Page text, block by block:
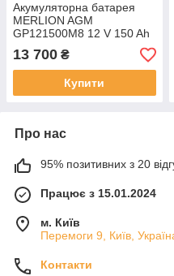
Акумуляторна батарея
MERLION AGM
GP121500M8 12 V 150 Ah
(483 х 170 х 241) White
Q1/24
13 700 ₴
Купити
Про нас
95% позитивних з 20
Працює з 15.01.2024
м. Київ
Перемоги 9, Київ,
Контакти